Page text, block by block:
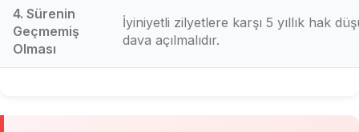
4. Sürenin
Geçmemiş
Olması
İyiniyetli zilyetlere karşı 5 yıllık hak
dava açılmalıdır.